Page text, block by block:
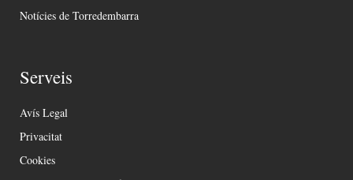
Notícies de Torredembarra
Serveis
Avís Legal
Privacitat
Cookies